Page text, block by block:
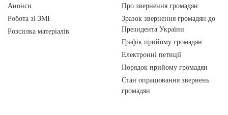
Анонси
Робота зі ЗМІ
Розсилка матеріалів
Про звернення громадян
Зразок звернення громадян до
Президента України
Графік прийому громадян
Електронні петиції
Порядок прийому громадян
Стан опрацювання звернень
громадян